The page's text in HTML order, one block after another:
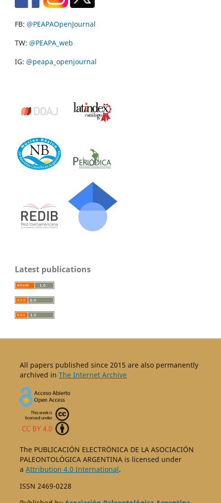
FB: @PEAPAOpenJournal
TW: @PEAPA_web
IG: @peapa_openjournal
Latest publications
All papers published since 2015 are also permanently
archived in The Internet Archive
The PUBLICACIÓN ELECTRÓNICA DE LA ASOCIACIÓN
PALEONTOLÓGICA ARGENTINA is licensed under
a Attribution 4.0 International.
ISSN 2469-0228